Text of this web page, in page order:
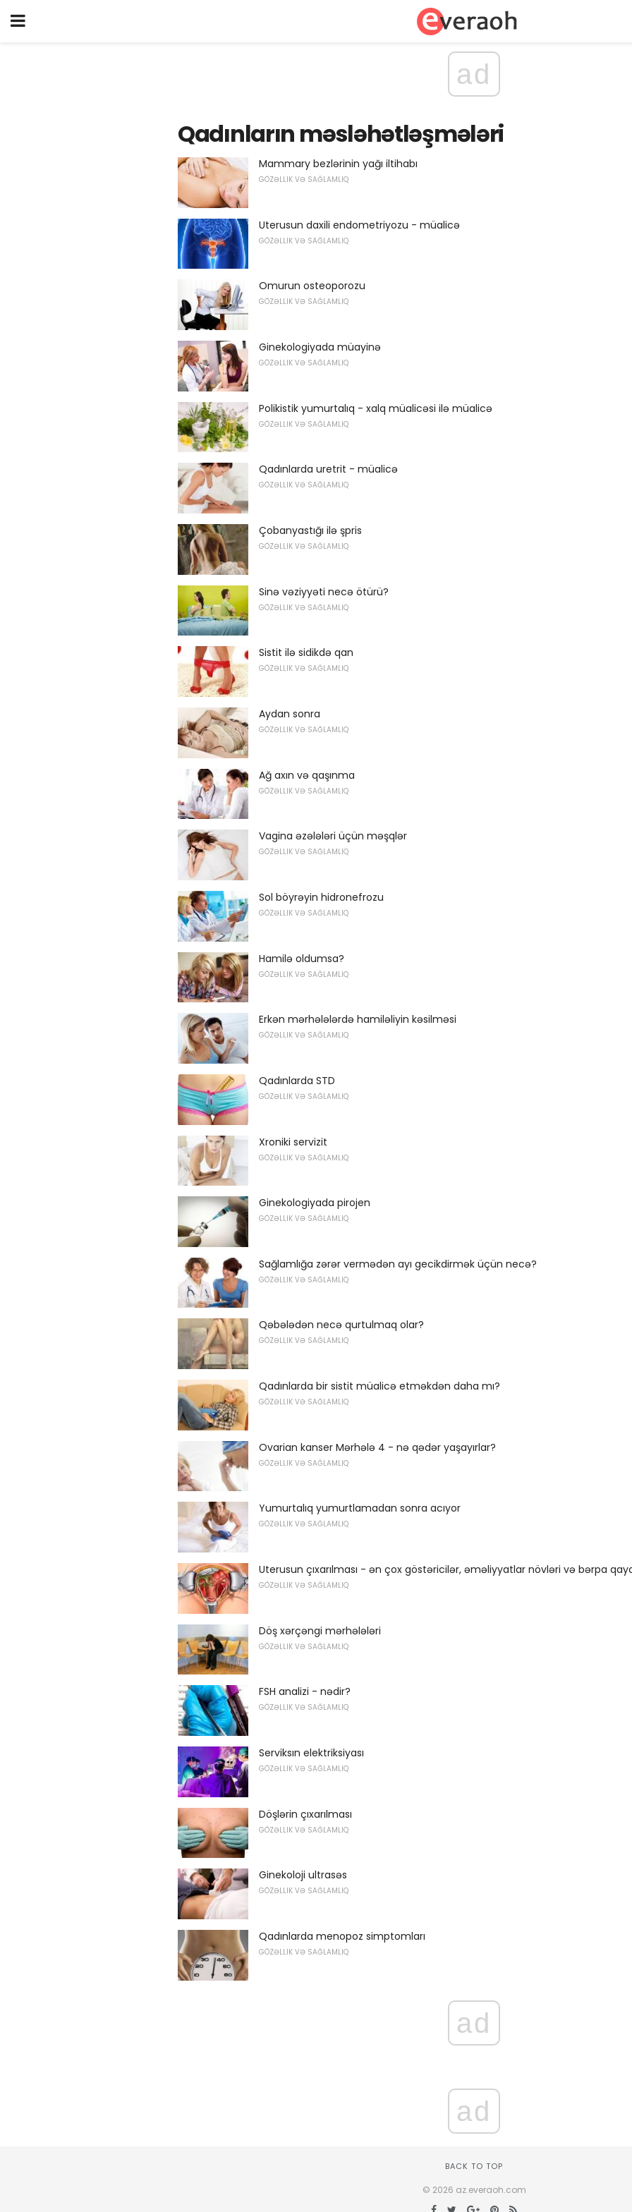
ad
Qadınların məsləhətləşmələri
Mammary bezlərinin yağı iltihabı
GÖZƏLLIK VƏ SAĞLAMLIQ
Uterusun daxili endometriyozu - müalicə
GÖZƏLLIK VƏ SAĞLAMLIQ
Omurun osteoporozu
GÖZƏLLIK VƏ SAĞLAMLIQ
Ginekologiyada müayinə
GÖZƏLLIK VƏ SAĞLAMLIQ
Polikistik yumurtalıq - xalq müalicəsi ilə müalicə
GÖZƏLLIK VƏ SAĞLAMLIQ
Qadınlarda uretrit - müalicə
GÖZƏLLIK VƏ SAĞLAMLIQ
Çobanyastığı ilə şpris
GÖZƏLLIK VƏ SAĞLAMLIQ
Sinə vəziyyəti necə ötürü?
GÖZƏLLIK VƏ SAĞLAMLIQ
Sistit ilə sidikdə qan
GÖZƏLLIK VƏ SAĞLAMLIQ
Aydan sonra
GÖZƏLLIK VƏ SAĞLAMLIQ
Ağ axın və qaşınma
GÖZƏLLIK VƏ SAĞLAMLIQ
Vagina əzələləri üçün məşqlər
GÖZƏLLIK VƏ SAĞLAMLIQ
Sol böyrəyin hidronefrozu
GÖZƏLLIK VƏ SAĞLAMLIQ
Hamilə oldumsa?
GÖZƏLLIK VƏ SAĞLAMLIQ
Erkən mərhələlərdə hamiləliyin kəsilməsi
GÖZƏLLIK VƏ SAĞLAMLIQ
Qadınlarda STD
GÖZƏLLIK VƏ SAĞLAMLIQ
Xroniki servizit
GÖZƏLLIK VƏ SAĞLAMLIQ
Ginekologiyada pirojen
GÖZƏLLIK VƏ SAĞLAMLIQ
Sağlamlığa zərər vermədən ayı gecikdirmək üçün necə?
GÖZƏLLIK VƏ SAĞLAMLIQ
Qəbələdən necə qurtulmaq olar?
GÖZƏLLIK VƏ SAĞLAMLIQ
Qadınlarda bir sistit müalicə etməkdən daha mı?
GÖZƏLLIK VƏ SAĞLAMLIQ
Ovarian kanser Mərhələ 4 - nə qədər yaşayırlar?
GÖZƏLLIK VƏ SAĞLAMLIQ
Yumurtalıq yumurtlamadan sonra acıyor
GÖZƏLLIK VƏ SAĞLAMLIQ
Uterusun çıxarılması - ən çox göstəricilər, əməliyyatlar növləri və bərpa
GÖZƏLLIK VƏ SAĞLAMLIQ
Döş xərçəngi mərhələləri
GÖZƏLLIK VƏ SAĞLAMLIQ
FSH analizi - nədir?
GÖZƏLLIK VƏ SAĞLAMLIQ
Serviksın elektriksiyası
GÖZƏLLIK VƏ SAĞLAMLIQ
Döşlərin çıxarılması
GÖZƏLLIK VƏ SAĞLAMLIQ
Ginekoloji ultrasəs
GÖZƏLLIK VƏ SAĞLAMLIQ
Qadınlarda menopoz simptomları
GÖZƏLLIK VƏ SAĞLAMLIQ
ad
ad
BACK TO TOP
© 2026 az.everaoh.com